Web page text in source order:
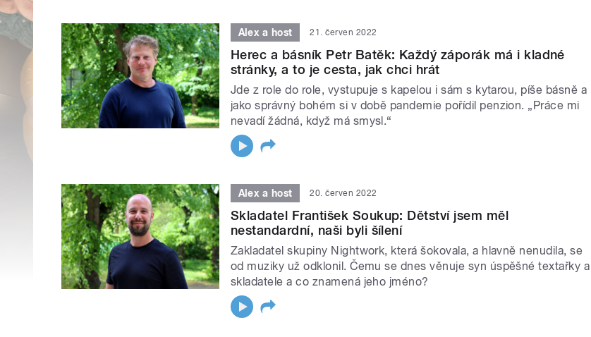
Alex a host 21. červen 2022
Herec a básník Petr Batěk: Každý záporák má i kladné
stránky, a to je cesta, jak chci hrát
Jde z role do role, vystupuje s kapelou i sám s kytarou, píše básně a
jako správný bohém si v době pandemie pořídil penzion. „Práce mi
nevadí žádná, když má smysl.“
Alex a host 20. červen 2022
Skladatel František Soukup: Dětství jsem měl
nestandardní, naši byli šílení
Zakladatel skupiny Nightwork, která šokovala, a hlavně nenudila, se
od muziky už odklonil. Čemu se dnes věnuje syn úspěšné textařky a
skladatele a co znamená jeho jméno?